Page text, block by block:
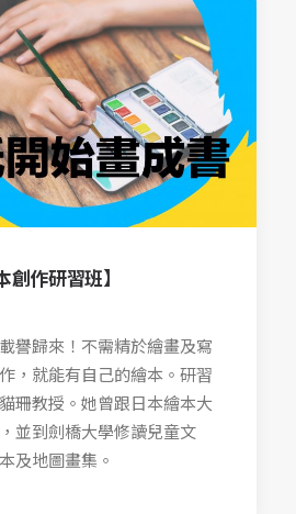
作研習班】
譽歸來！不需精於繪畫及寫
，就能有自己的繪本。研習
珊教授。她曾跟日本繪本大
並到劍橋大學修讀兒童文
及地圖畫集。